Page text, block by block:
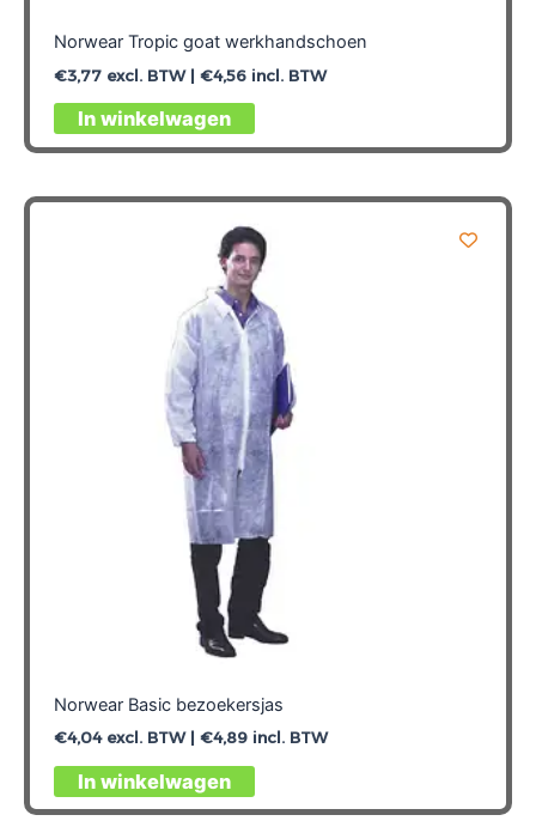
Norwear Tropic goat werkhandschoen
€3,77excl. BTW | €4,56incl. BTW
In winkelwagen
Dit
product
meerdere
Deze
optie
kan
gekozen
worden
op
de
productpagina
Norwear Basic bezoekersjas
€4,04excl. BTW | €4,89incl. BTW
In winkelwagen
Dit
product